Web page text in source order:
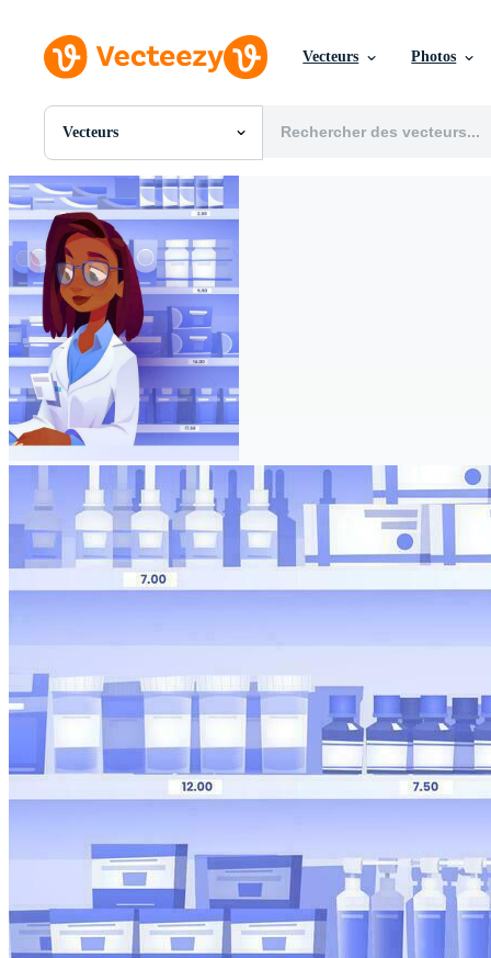
Vecteurs Photos
Vecteurs
Toutes Images
Photos
PNGs
PSDs
SVGs
Modèles
Vecteurs
Vidéos
Motion graphics
Images Éditoriales
Événements Éditoriaux